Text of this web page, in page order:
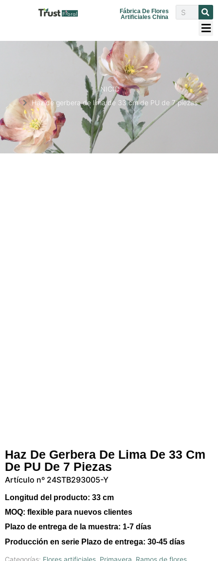
Fábrica De Flores
Artificiales China
INICIO
Haz de gerbera de lima de 33 cm de PU de 7 piezas
Haz De Gerbera De Lima De 33 Cm
De PU De 7 Piezas
Artículo nº 24STB293005-Y
Longitud del producto: 33 cm
MOQ: flexible para nuevos clientes
Plazo de entrega de la muestra: 1-7 días
Producción en serie Plazo de entrega: 30-45 días